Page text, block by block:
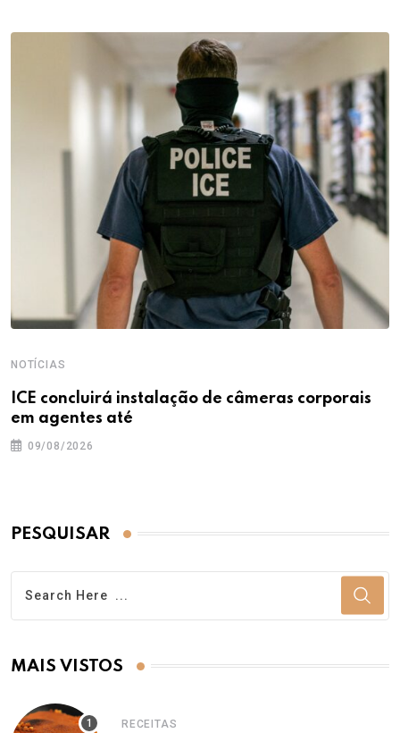
NOTÍCIAS
ICE concluirá instalação de câmeras corporais
em agentes até
09/08/2026
PESQUISAR
MAIS VISTOS
RECEITAS